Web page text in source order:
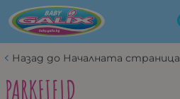
Назад до Началната страница
PARKFIELD